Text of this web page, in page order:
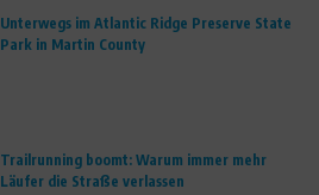
Unterwegs im Atlantic Ridge Preserve State
Park in Martin County
Trailrunning boomt: Warum immer mehr
Läufer die Straße verlassen